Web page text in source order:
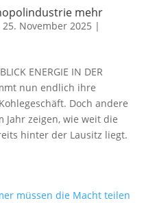
mehr
25. November 2025 |
ENERGIE IN DER
nun endlich ihre
Doch andere
Jahr zeigen, wie weit die
hinter der Lausitz liegt.